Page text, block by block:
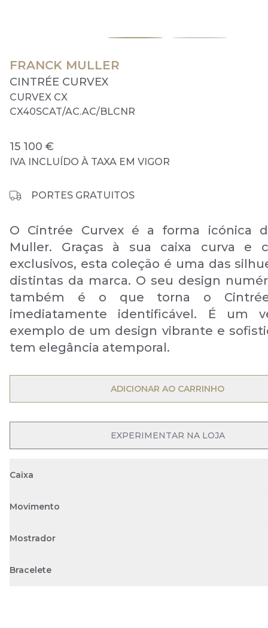
FRANCK MULLER
CINTRÉE CURVEX
CURVEX CX
CX40SCAT/AC.AC/BLCNR
15 100 €
IVA INCLUÍDO À TAXA EM VIGOR
PORTES GRATUITOS
O Cintrée Curvex é a forma icónica
Muller. Graças à sua caixa curva e
exclusivos, esta coleção é uma das
distintas da marca. O seu design
também é o que torna o Cintrée
imediatamente identificável. É um
exemplo de um design vibrante e
tem elegância atemporal.
OPEN MENU
ADICIONAR AO CARRINHO
OPEN MENU
EXPERIMENTAR NA LOJA
Caixa
Movimento
Mostrador
Bracelete